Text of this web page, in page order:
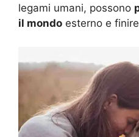
legami umani, possono
il mondo esterno e